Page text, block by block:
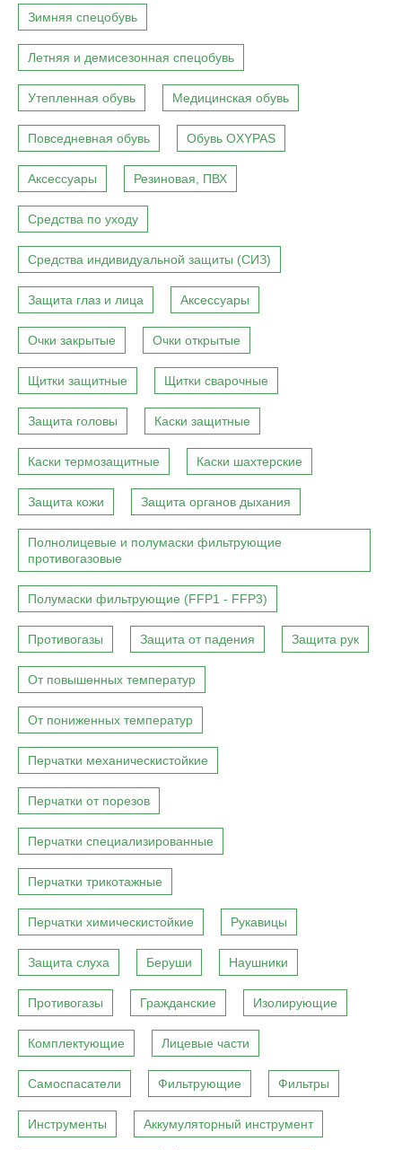
Зимняя спецобувь
Летняя и демисезонная спецобувь
Утепленная обувь Медицинская обувь
Повседневная обувь Обувь OXYPAS
Аксессуары Резиновая, ПВХ
Средства по уходу
Средства индивидуальной защиты (СИЗ)
Защита глаз и лица Аксессуары
Очки закрытые Очки открытые
Щитки защитные Щитки сварочные
Защита головы Каски защитные
Каски термозащитные Каски шахтерские
Защита кожи Защита органов дыхания
Полнолицевые и полумаски фильтрующие
противогазовые
Полумаски фильтрующие (FFP1 - FFP3)
Противогазы Защита от падения Защита рук
От повышенных температур
От пониженных температур
Перчатки механическистойкие
Перчатки от порезов
Перчатки специализированные
Перчатки трикотажные
Перчатки химическистойкие Рукавицы
Защита слуха Беруши Наушники
Противогазы Гражданские Изолирующие
Комплектующие Лицевые части
Самоспасатели Фильтрующие Фильтры
Инструменты Аккумуляторный инструмент